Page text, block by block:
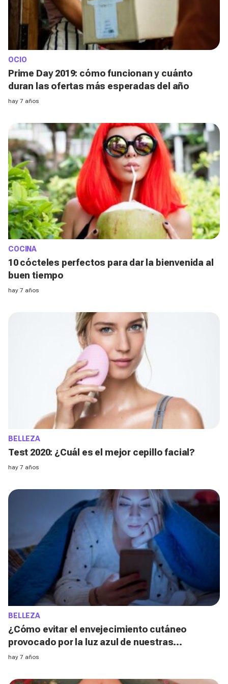
OCIO
Prime Day 2019: cómo funcionan y cuánto
duran las ofertas más esperadas del año
hay 7 años
COCINA
10 cócteles perfectos para dar la bienvenida al
buen tiempo
hay 7 años
BELLEZA
Test 2020: ¿Cuál es el mejor cepillo facial?
hay 7 años
BELLEZA
¿Cómo evitar el envejecimiento cutáneo
provocado por la luz azul de nuestras
pantallas?
hay 7 años